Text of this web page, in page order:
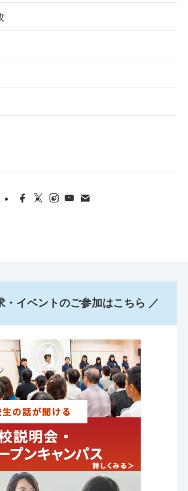
・イベントのご参加はこちら ／